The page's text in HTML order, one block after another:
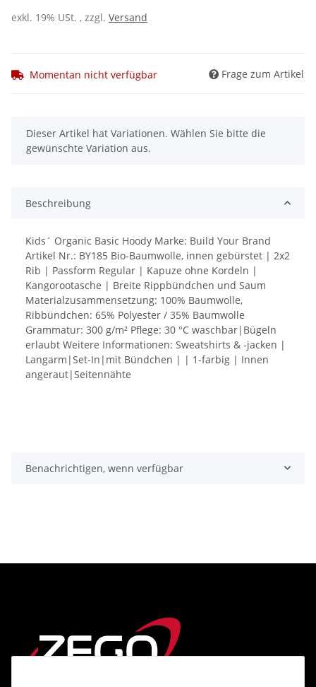
exkl. 19% USt. , zzgl. Versand
Momentan nicht verfügbar Frage zum Artikel
x
Dieser Artikel hat Variationen. Wählen Sie bitte die
gewünschte Variation aus.
Beschreibung
Kids´ Organic Basic Hoody Marke: Build Your Brand
Artikel Nr.: BY185 Bio-Baumwolle, innen gebürstet | 2x2
Rib | Passform Regular | Kapuze ohne Kordeln |
Kangorootasche | Breite Rippbündchen und Saum
Materialzusammensetzung: 100% Baumwolle,
Ribbündchen: 65% Polyester / 35% Baumwolle
Grammatur: 300 g/m² Pflege: 30 °C waschbar|Bügeln
erlaubt Weitere Informationen: Sweatshirts & -jacken |
Langarm|Set-In|mit Bündchen | | 1-farbig | Innen
angeraut|Seitennähte
Benachrichtigen, wenn verfügbar